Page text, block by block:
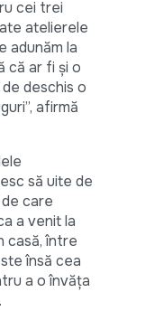
cei trei
atelierele
adunăm la
că ar fi și o
deschis o
afirmă
să uite de
care
a venit la
casă, între
însă cea
a o învăța